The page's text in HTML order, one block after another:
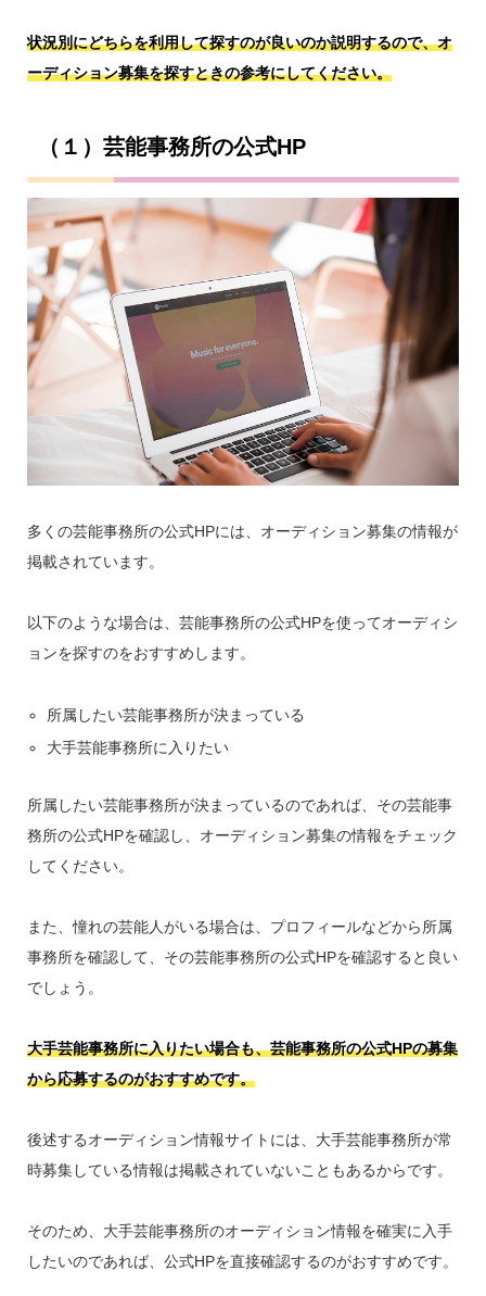
状況別にどちらを利用して探すのが良いのか説明するので、オ
ーディション募集を探すときの参考にしてください。
（１）芸能事務所の公式HP
多くの芸能事務所の公式HPには、オーディション募集の情報が
掲載されています。
以下のような場合は、芸能事務所の公式HPを使ってオーディシ
ョンを探すのをおすすめします。
所属したい芸能事務所が決まっている
大手芸能事務所に入りたい
所属したい芸能事務所が決まっているのであれば、その芸能事
務所の公式HPを確認し、オーディション募集の情報をチェック
してください。
また、憧れの芸能人がいる場合は、プロフィールなどから所属
事務所を確認して、その芸能事務所の公式HPを確認すると良い
でしょう。
大手芸能事務所に入りたい場合も、芸能事務所の公式HPの募集
から応募するのがおすすめです。
後述するオーディション情報サイトには、大手芸能事務所が常
時募集している情報は掲載されていないこともあるからです。
そのため、大手芸能事務所のオーディション情報を確実に入手
したいのであれば、公式HPを直接確認するのがおすすめです。